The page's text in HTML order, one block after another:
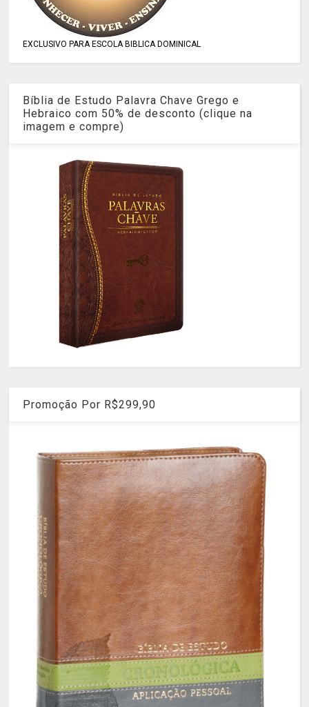
EXCLUSIVO PARA ESCOLA BIBLICA DOMINICAL
Bíblia de Estudo Palavra Chave Grego e
Hebraico com 50% de desconto (clique na
imagem e compre)
Promoção Por R$299,90